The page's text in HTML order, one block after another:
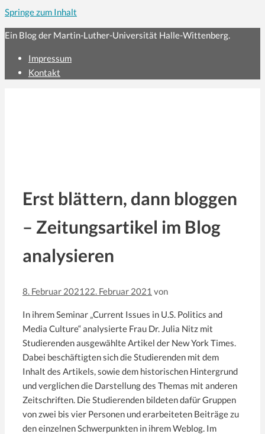
Springe zum Inhalt
Ein Blog der Martin-Luther-Universität Halle-Wittenberg.
Impressum
Kontakt
Erst blättern, dann bloggen
– Zeitungsartikel im Blog
analysieren
8. Februar 2021 22. Februar 2021 von
In ihrem Seminar „Current Issues in U.S. Politics and
Media Culture“ analysierte Frau Dr. Julia Nitz mit
Studierenden ausgewählte Artikel der New York Times.
Dabei beschäftigten sich die Studierenden mit dem
Inhalt des Artikels, sowie dem historischen Hintergrund
und verglichen die Darstellung des Themas mit anderen
Zeitschriften. Die Studierenden bildeten dafür Gruppen
von zwei bis vier Personen und erarbeiteten Beiträge zu
den einzelnen Schwerpunkten in ihrem Weblog. Im